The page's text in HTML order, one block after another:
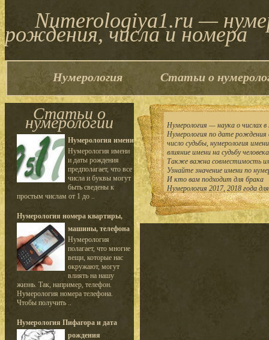
Numerologiya1.ru —
рождения, числа и номера
Нумерология Статьи о
Статьи о
нумерологии
Нумерология имени
Нумерология имени
и даты рождения
предполагает, что все
числа и буквы могут
быть сведены к
простым числам от 1 до ..
Нумерология номера квартиры,
машины, телефона
Нумерология
полагает, что многие
вещи, которые нас
окружают, могут
влиять на нашу
жизнь. Так, например, телефон.
Нумерология номера телефона.
Чтобы получить ..
Нумерология Пифагора и дата
рождения
Нумерология — наука о числах в
Нумерология по дате
число судьбы, нумерология
влияние имени на судьбу
Также важна совместимость
Узнайте значение имени по
И кто вам подходит для брака
Нумерология 2017, 2018 года